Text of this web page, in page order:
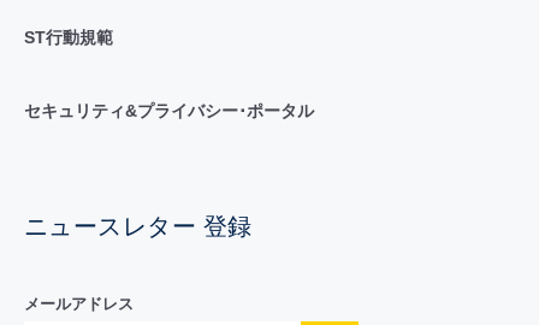
ST行動規範
セキュリティ&プライバシー･ポータル
ニュースレター 登録
メールアドレス